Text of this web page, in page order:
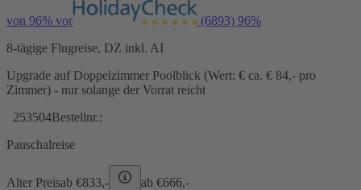
von 96% vor (6893) 96%
8-tägige Flugreise, DZ inkl. AI
Upgrade auf Doppelzimmer Poolblick (Wert: € ca. € 84,- pro
Zimmer) - nur solange der Vorrat reicht
253504Bestellnr.:
Pauschalreise
Alter Preisab €833,- ab €666,-